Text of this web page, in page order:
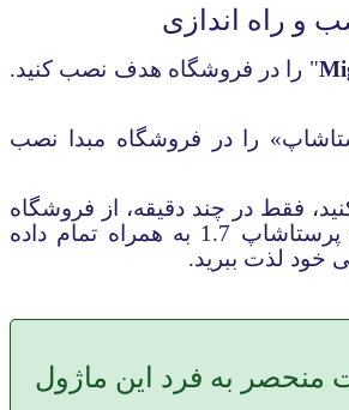
و راه اندازی
" را در فروشگاه هدف نصب کنید.
را در فروشگاه مبدا نصب
فقط در چند دقیقه، از فروشگاه
جدید خود مجهز به پرستاشاپ 1.7 به همراه تمام داده
خود لذت ببرید.
منحصر به فرد این ماژول